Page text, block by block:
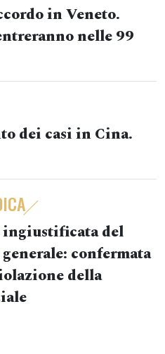
in Veneto.
nelle 99
dei casi in Cina.
del
confermata
della